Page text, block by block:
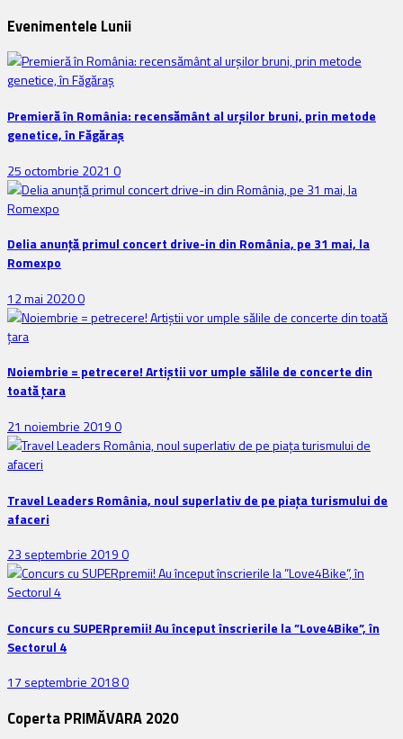
Evenimentele Lunii
Premieră în România: recensământ al urșilor bruni, prin metode
genetice, în Făgăraș
25 octombrie 2021 0
Delia anunţă primul concert drive-in din România, pe 31 mai, la
Romexpo
12 mai 20200
Noiembrie = petrecere! Artiștii vor umple sălile de concerte din
toată țara
21 noiembrie 20190
Travel Leaders România, noul superlativ de pe piața turismului de
afaceri
23 septembrie 20190
Concurs cu SUPERpremii! Au început înscrierile la ”Love4Bike”, în
Sectorul 4
17 septembrie 20180
Coperta PRIMĂVARA 2020